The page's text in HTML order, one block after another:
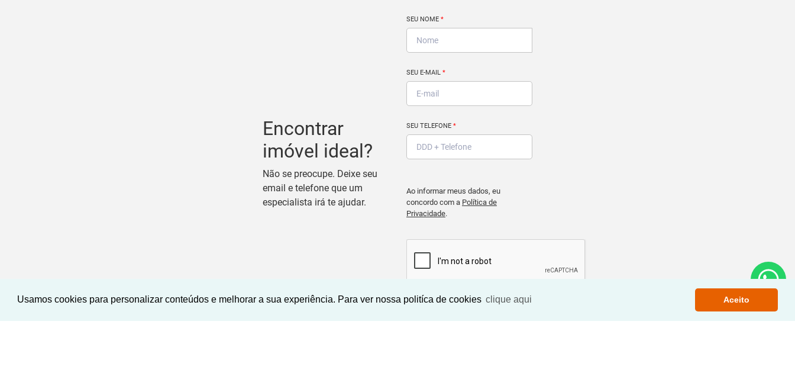
Usamos cookies para personalizar conteúdos e melhorar a sua experiência. Para ver nossa politíca de cookies clique aqui Aceito
Encontrar
imóvel ideal?
Não se preocupe. Deixe seu
email e telefone que um
especialista irá te ajudar.
SEU NOME *
SEU E-MAIL *
SEU TELEFONE *
Ao informar meus dados, eu
concordo com a Política de
Privacidade.